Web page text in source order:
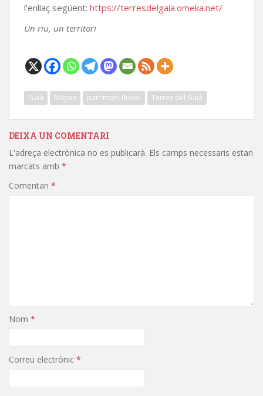
l’enllaç següent: https://terresdelgaia.omeka.net/
Un riu, un territori
Gaià Mapes patrimoni fluvial Terres del Gaià
DEIXA UN COMENTARI
L'adreça electrònica no es publicarà. Els camps necessaris estan
marcats amb *
Comentari *
Nom *
Correu electrònic *